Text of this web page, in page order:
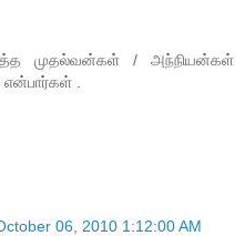
முதல்வன்கள் / அந்நியன்கள்
.
06, 2010 1:12:00 AM